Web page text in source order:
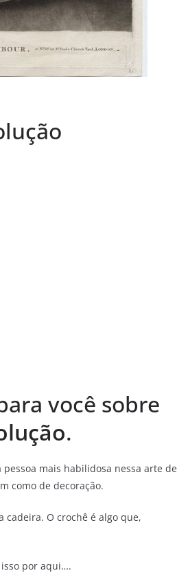
você sobre
.
mais habilidosa nessa arte de
como de decoração.
O crochê é algo que,
isso por aqui….